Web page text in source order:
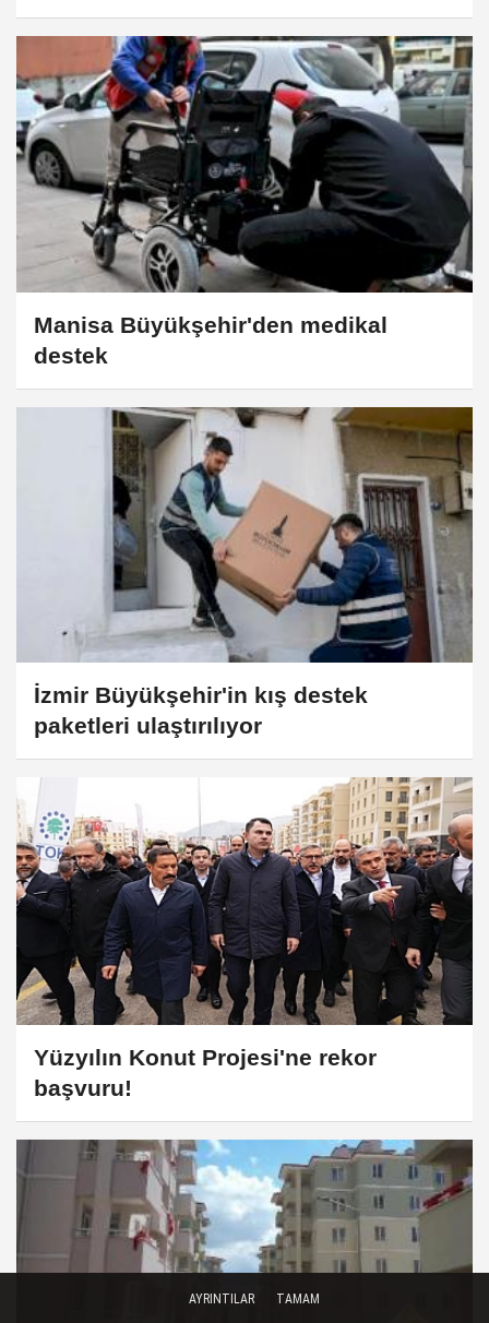
verilecek
Manisa Büyükşehir'den medikal
destek
İzmir Büyükşehir'in kış destek
paketleri ulaştırılıyor
Yüzyılın Konut Projesi'ne rekor
başvuru!
AYRINTILAR TAMAM